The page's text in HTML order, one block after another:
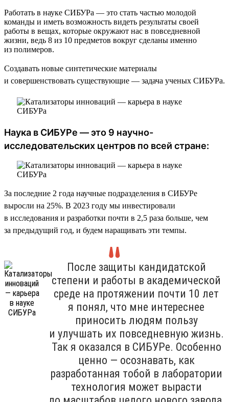
Работать в науке СИБУРа — это стать частью молодой
команды и иметь возможность видеть результаты своей
работы в вещах, которые окружают нас в повседневной
жизни, ведь 8 из 10 предметов вокруг сделаны именно
из полимеров.
Создавать новые синтетические материалы
и совершенствовать существующие — задача ученых СИБУРа.
Наука в СИБУРе — это 9 научно-
исследовательских центров по всей стране:
За последние 2 года научные подразделения в СИБУРе
выросли на 25%. В 2023 году мы инвестировали
в исследования и разработки почти в 2,5 раза больше, чем
за предыдущий год, и будем наращивать эти темпы.
После защиты кандидатской
степени и работы в академической
среде на протяжении почти 10 лет
я понял, что мне интереснее
приносить людям пользу
и улучшать их повседневную жизнь.
Так я оказался в СИБУРе. Особенно
ценно — осознавать, как
разработанная тобой в лаборатории
технология может вырасти